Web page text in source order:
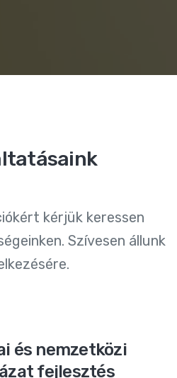
kérjük keressen
Szívesen állunk
és nemzetközi
fejlesztés